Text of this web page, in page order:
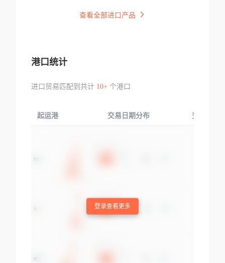
查看全部进口产品
港口统计
进口贸易匹配到共计 10+个港口
起运港 交易日期分布 交易产品
登录查看更多